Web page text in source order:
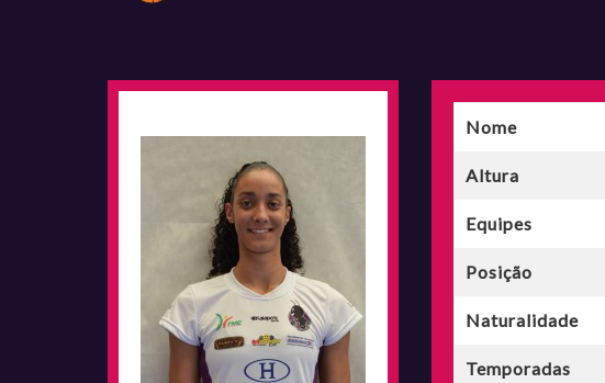
Nome
Altura
Equipes
Posição
Naturalidade
Temporadas